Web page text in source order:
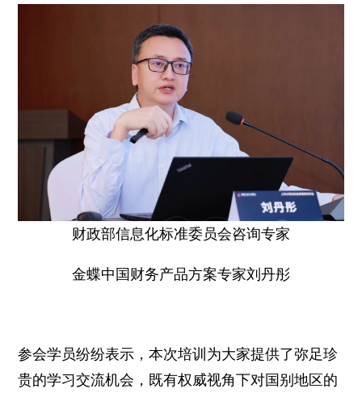
财政部信息化标准委员会咨询专家
金蝶中国财务产品方案专家刘丹彤
参会学员纷纷表示，本次培训为大家提供了弥足珍
贵的学习交流机会，既有权威视角下对国别地区的